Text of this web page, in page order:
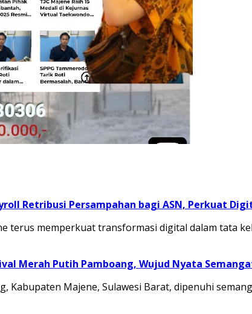
Retribusi Persampahan bagi ASN, Perkuat
terus memperkuat transformasi digital dalam tata
Merah Putih Pamboang, Wujud Nyata
Kabupaten Majene, Sulawesi Barat, dipenuhi